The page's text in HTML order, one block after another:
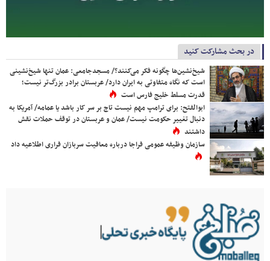
در بحث مشارکت کنید
شیخ‌نشین‌ها چگونه فکر می‌کنند؟/ مسجدجامعی: عمان تنها شیخ‌نشینی
است که نگاه متفاوتی به ایران دارد/ عربستان برادر بزرگ‌تر نیست؛
قدرت مسلط خلیج فارس است
ابوالفتح: برای ترامپ مهم نیست تاج بر سر کار باشد یا عمامه/ آمریکا به
دنبال تغییر حکومت نیست/ عمان و عربستان در توقف حملات نقش
داشتند
سازمان وظیفه عمومی فراجا درباره معافیت سربازان فراری اطلاعیه داد